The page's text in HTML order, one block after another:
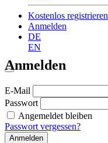
Kostenlos registrieren
Anmelden
DE
EN
Anmelden
E-Mail
Passwort
Angemeldet bleiben
Passwort vergessen?
Anmelden